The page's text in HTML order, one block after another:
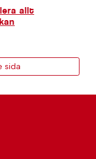
allt
sida